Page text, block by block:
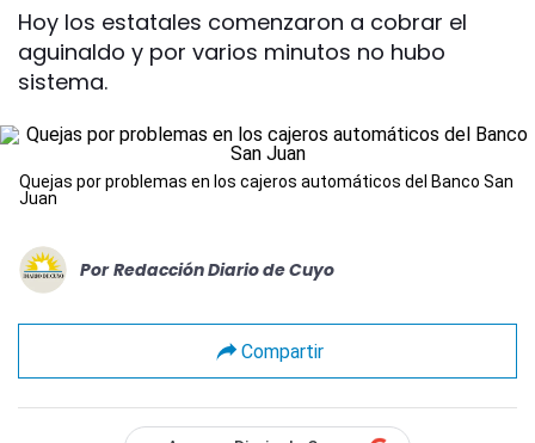
Hoy los estatales comenzaron a cobrar el
aguinaldo y por varios minutos no hubo
sistema.
Quejas por problemas en los cajeros automáticos del Banco San
Juan
Por Redacción Diario de Cuyo
Compartir